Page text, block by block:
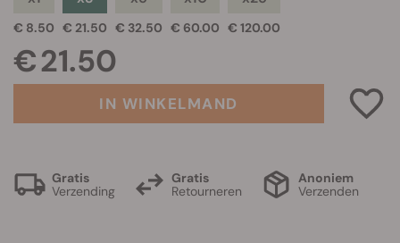
€ 8.50 € 21.50 € 32.50 € 60.00 € 120.00
€ 21.50
IN WINKELMAND
Gratis
Verzending
Gratis
Retourneren
Anoniem
Verzenden